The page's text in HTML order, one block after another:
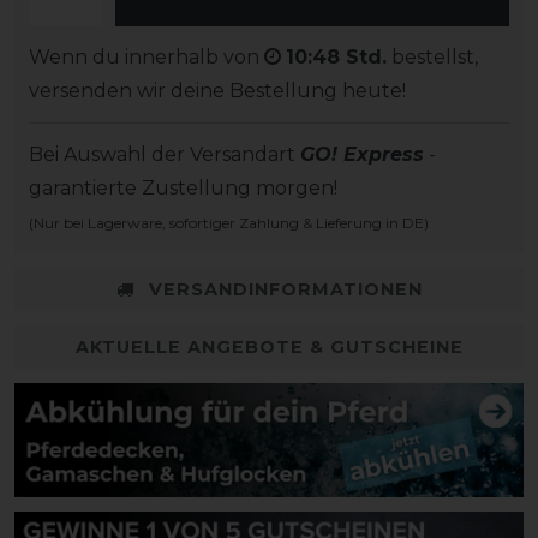
Wenn du innerhalb von 10:48 Std. bestellst,
versenden wir deine Bestellung heute!
Bei Auswahl der Versandart GO! Express -
garantierte Zustellung morgen!
(Nur bei Lagerware, sofortiger Zahlung & Lieferung in DE)
VERSANDINFORMATIONEN
AKTUELLE ANGEBOTE & GUTSCHEINE